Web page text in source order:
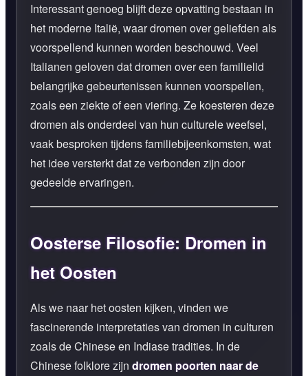
Interessant genoeg blijft deze opvatting bestaan in
het moderne Italië, waar dromen over geliefden als
voorspellend kunnen worden beschouwd. Veel
Italianen geloven dat dromen over een familielid
belangrijke gebeurtenissen kunnen voorspellen,
zoals een ziekte of een viering. Ze koesteren deze
dromen als onderdeel van hun culturele weefsel,
vaak besproken tijdens familiebijeenkomsten, wat
het idee versterkt dat ze verbonden zijn door
gedeelde ervaringen.
Oosterse Filosofie: Dromen in
het Oosten
Als we naar het oosten kijken, vinden we
fascinerende interpretaties van dromen in culturen
zoals de Chinese en Indiase tradities. In de
Chinese folklore zijn dromen poorten naar de